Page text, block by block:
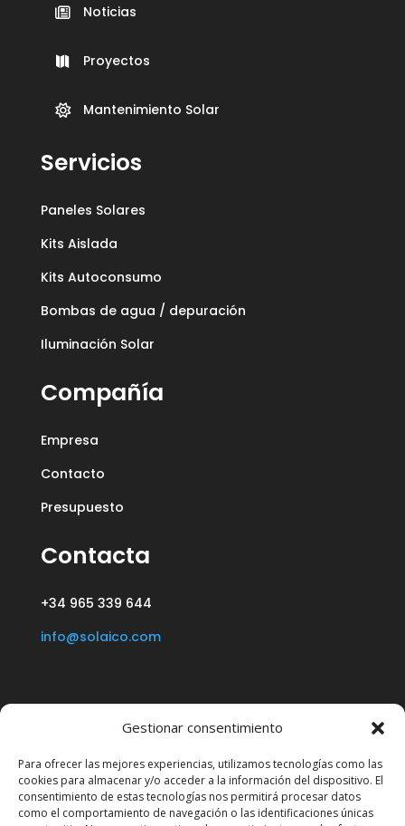
Gestionar consentimiento
Para ofrecer las mejores experiencias, utilizamos tecnologías como las
cookies para almacenar y/o acceder a la información del dispositivo. El
consentimiento de estas tecnologías nos permitirá procesar datos
como el comportamiento de navegación o las identificaciones únicas
 Noticias
 Proyectos
 Mantenimiento Solar
Servicios
Paneles Solares
Kits Aislada
Kits Autoconsumo
Bombas de agua / depuración
Iluminación Solar
Compañía
Empresa
Contacto
Presupuesto
Contacta
+34 965 339 644
info@solaico.com
P. Ind. “Algars” – C/ Vall d’Albaida, 7